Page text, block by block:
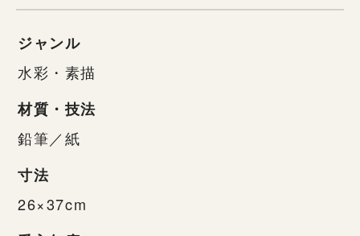
ジャンル
水彩・素描
材質・技法
鉛筆／紙
寸法
26×37cm